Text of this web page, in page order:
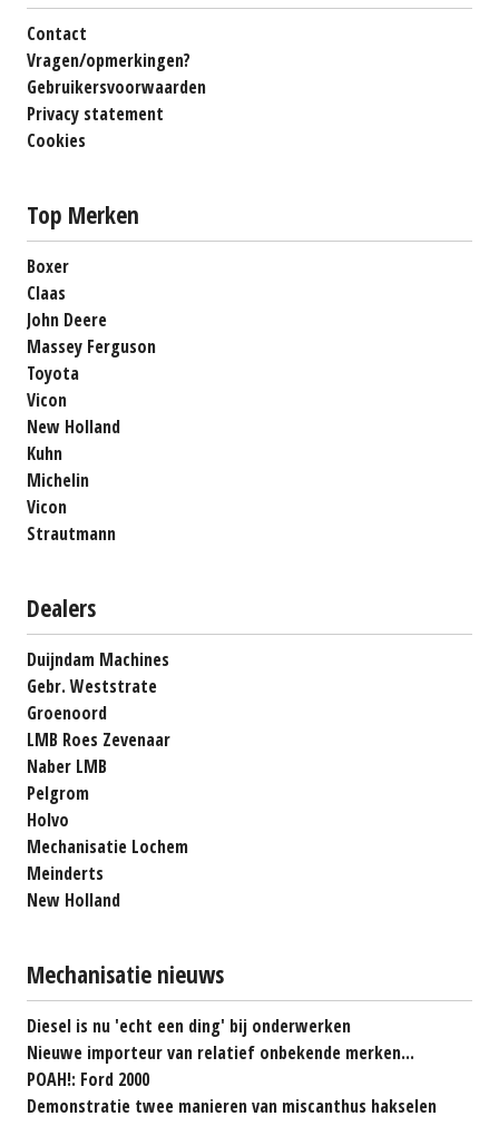
Contact
Vragen/opmerkingen?
Gebruikersvoorwaarden
Privacy statement
Cookies
Top Merken
Boxer
Claas
John Deere
Massey Ferguson
Toyota
Vicon
New Holland
Kuhn
Michelin
Vicon
Strautmann
Dealers
Duijndam Machines
Gebr. Weststrate
Groenoord
LMB Roes Zevenaar
Naber LMB
Pelgrom
Holvo
Mechanisatie Lochem
Meinderts
New Holland
Mechanisatie nieuws
Diesel is nu 'echt een ding' bij onderwerken
Nieuwe importeur van relatief onbekende merken...
POAH!: Ford 2000
Demonstratie twee manieren van miscanthus hakselen